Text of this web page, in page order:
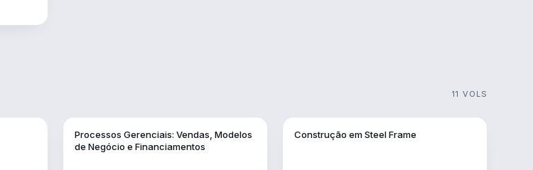
11 VOLS
Processos Gerenciais: Vendas, Modelos
de Negócio e Financiamentos
Construção em Steel Frame